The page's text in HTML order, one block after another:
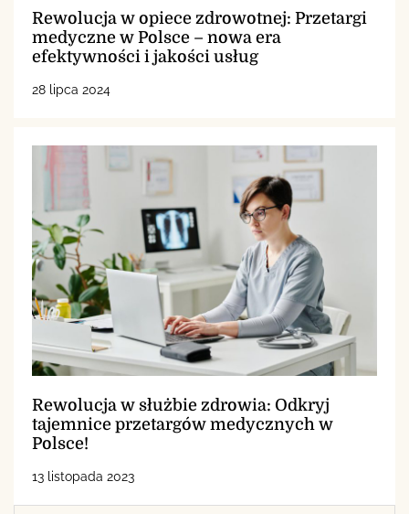
Rewolucja w opiece zdrowotnej: Przetargi
medyczne w Polsce – nowa era
efektywności i jakości usług
28 lipca 2024
Rewolucja w służbie zdrowia: Odkryj
tajemnice przetargów medycznych w
Polsce!
13 listopada 2023